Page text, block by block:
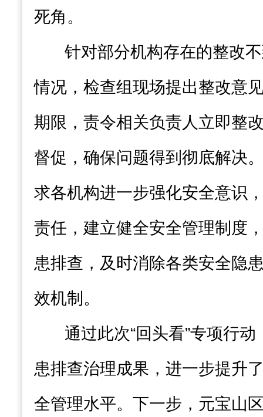
死角。
针对部分机构存在的整改
情况，检查组现场提出整改意
期限，责令相关负责人立即整
督促，确保问题得到彻底解决
求各机构进一步强化安全意识
责任，建立健全安全管理制度
患排查，及时消除各类安全隐
效机制。
通过此次“回头看”专项行
患排查治理成果，进一步提升
全管理水平。下一步，元宝山